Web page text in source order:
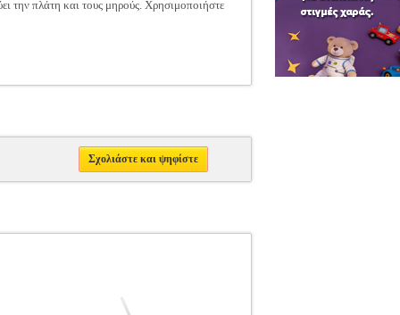
την πλάτη και τους μηρούς. Χρησιμοποιήστε
Σχολιάστε και ψηφίστε